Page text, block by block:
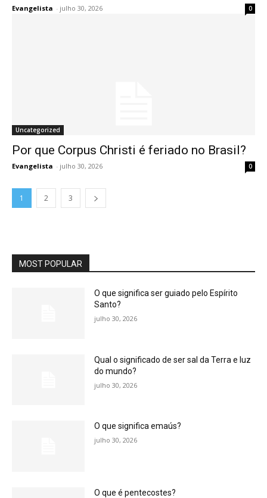
Evangelista - julho 30, 2026 0
Uncategorized
Por que Corpus Christi é feriado no Brasil?
Evangelista - julho 30, 2026 0
1 2 3
MOST POPULAR
O que significa ser guiado pelo Espírito
Santo?
julho 30, 2026
Qual o significado de ser sal da Terra e luz
do mundo?
julho 30, 2026
O que significa emaús?
julho 30, 2026
O que é pentecostes?